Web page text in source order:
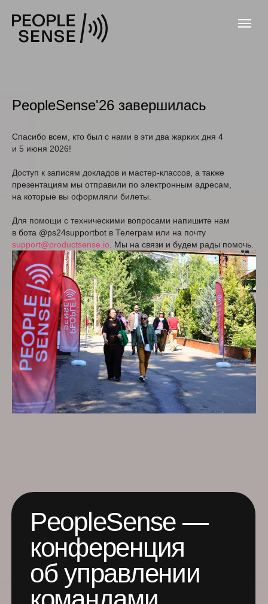
PeopleSense'26 завершилась
Спасибо всем, кто был с нами в эти два жарких дня 4
и 5 июня 2026!
Доступ к записям докладов и мастер-классов, а также
презентациям мы отправили по электронным адресам,
на которые вы оформляли билеты.
Для помощи с техническими вопросами напишите нам
в бота @ps24supportbot в Телеграм или на почту
support@productsense.io . Мы на связи и будем рады помочь.
PeopleSense —
процессами
и собой
Купить билет